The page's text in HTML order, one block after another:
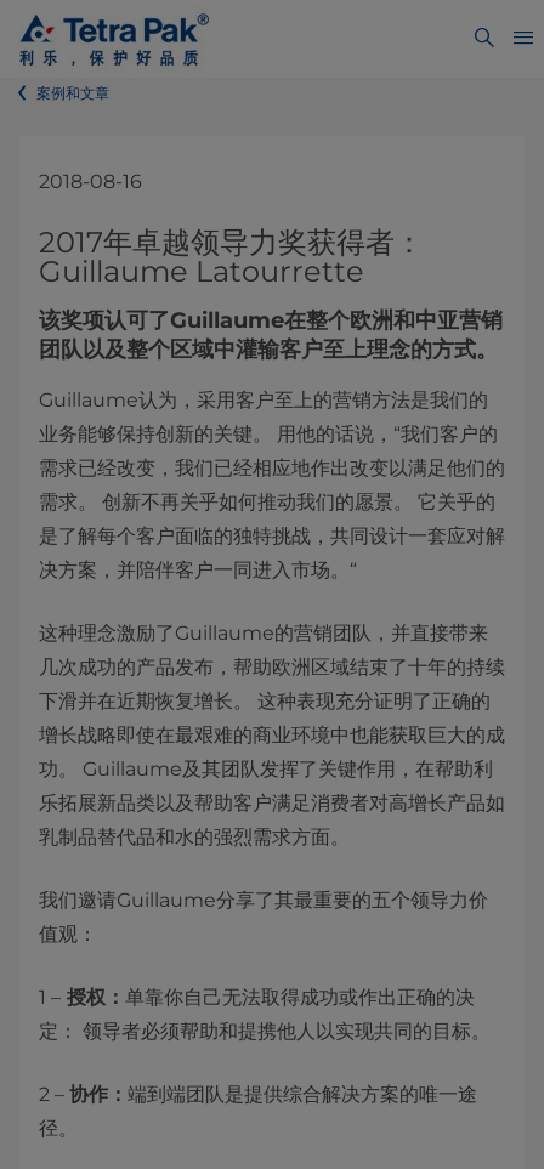
案例和文章
2018-08-16
2017年卓越领导力奖获得者：
Guillaume Latourrette
该奖项认可了Guillaume在整个欧洲和中亚营销
团队以及整个区域中灌输客户至上理念的方式。
Guillaume认为，采用客户至上的营销方法是我们的
业务能够保持创新的关键。 用他的话说，“我们客户的
需求已经改变，我们已经相应地作出改变以满足他们的
需求。 创新不再关乎如何推动我们的愿景。 它关乎的
是了解每个客户面临的独特挑战，共同设计一套应对解
决方案，并陪伴客户一同进入市场。“
这种理念激励了Guillaume的营销团队，并直接带来
几次成功的产品发布，帮助欧洲区域结束了十年的持续
下滑并在近期恢复增长。 这种表现充分证明了正确的
增长战略即使在最艰难的商业环境中也能获取巨大的成
功。 Guillaume及其团队发挥了关键作用，在帮助利
乐拓展新品类以及帮助客户满足消费者对高增长产品如
乳制品替代品和水的强烈需求方面。
我们邀请Guillaume分享了其最重要的五个领导力价
值观：
1 – 授权： 单靠你自己无法取得成功或作出正确的决
定： 领导者必须帮助和提携他人以实现共同的目标。
2 – 协作： 端到端团队是提供综合解决方案的唯一途
径。